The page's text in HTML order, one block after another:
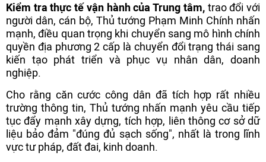
Kiểm tra thực tế vận hành của Trung tâm,trao đổi với
người dân, cán bộ, Thủ tướng Phạm Minh Chính nhấn
mạnh, điều quan trọng khi chuyển sang mô hình chính
quyền địa phương 2 cấp là chuyển đổi trạng thái sang
kiến tạo phát triển và phục vụ nhân dân, doanh
nghiệp.
Cho rằng căn cước công dân đã tích hợp rất nhiều
trường thông tin, Thủ tướng nhấn mạnh yêu cầu tiếp
tục đẩy mạnh xây dựng, tích hợp, liên thông cơ sở dữ
liệu bảo đảm "đúng đủ sạch sống", nhất là trong lĩnh
vực tư pháp, đất đai, kinh doanh.